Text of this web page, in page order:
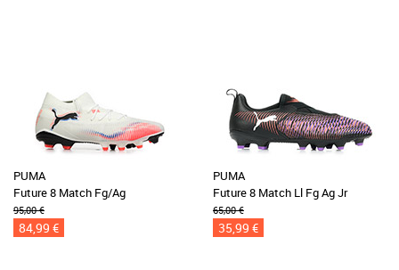
PUMA
Future 8 Match Fg/Ag
95,00 €
84,99 €
PUMA
Future 8 Match Ll Fg Ag Jr
65,00 €
35,99 €